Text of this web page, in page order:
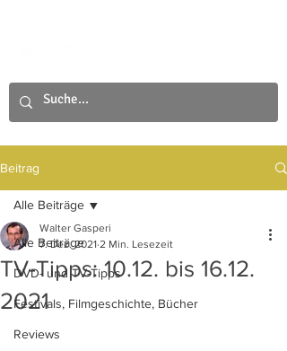
Beitrag
Alle Beiträge
DVD- und TV-Tipps
Festivals, Filmgeschichte, Bücher
Reviews
Alle Beiträge
TV-Tipps: 10.12. bis 16.12.
2021
Walter Gasperi
7. Dez. 2021 2 Min. Lesezeit